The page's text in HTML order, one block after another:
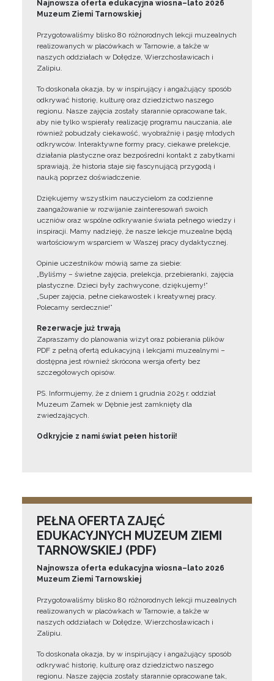
Najnowsza oferta edukacyjna wiosna–lato 2026
Muzeum Ziemi Tarnowskiej
Przygotowaliśmy blisko 80 różnorodnych lekcji muzealnych
realizowanych w placówkach w Tarnowie, a także w
naszych oddziałach w Dołędze, Wierzchosławicach i
Zalipiu.
To doskonała okazja, by w inspirujący i angażujący sposób
odkrywać historię, kulturę oraz dziedzictwo naszego
regionu. Nasze zajęcia zostały starannie opracowane tak,
aby nie tylko wspierały realizację programu nauczania, ale
również pobudzały ciekawość, wyobraźnię i pasję młodych
odkrywców. Interaktywne formy pracy, ciekawe prelekcje,
działania plastyczne oraz bezpośredni kontakt z zabytkami
sprawiają, że historia staje się fascynującą przygodą i
nauką poprzez doświadczenie.
Dziękujemy wszystkim nauczycielom za codzienne
zaangażowanie w rozwijanie zainteresowań swoich
uczniów oraz wspólne odkrywanie świata pełnego wiedzy i
inspiracji. Mamy nadzieję, że nasze lekcje muzealne będą
wartościowym wsparciem w Waszej pracy dydaktycznej.
Opinie uczestników mówią same za siebie:
„Byliśmy – świetne zajęcia, prelekcja, przebieranki, zajęcia
plastyczne. Dzieci były zachwycone, dziękujemy!”
„Super zajęcia, pełne ciekawostek i kreatywnej pracy.
Polecamy serdecznie!”
Rezerwacje już trwają
Zapraszamy do planowania wizyt oraz pobierania plików
PDF z pełną ofertą edukacyjną i lekcjami muzealnymi –
dostępna jest również skrócona wersja oferty bez
szczegółowych opisów.
PS. Informujemy, że z dniem 1 grudnia 2025 r. oddział
Muzeum Zamek w Dębnie jest zamknięty dla
zwiedzających.
Odkryjcie z nami świat pełen historii!
PEŁNA OFERTA ZAJĘĆ
EDUKACYJNYCH MUZEUM ZIEMI
TARNOWSKIEJ (PDF)
Najnowsza oferta edukacyjna wiosna–lato 2026
Muzeum Ziemi Tarnowskiej
Przygotowaliśmy blisko 80 różnorodnych lekcji muzealnych
realizowanych w placówkach w Tarnowie, a także w
naszych oddziałach w Dołędze, Wierzchosławicach i
Zalipiu.
To doskonała okazja, by w inspirujący i angażujący sposób
odkrywać historię, kulturę oraz dziedzictwo naszego
regionu. Nasze zajęcia zostały starannie opracowane tak,